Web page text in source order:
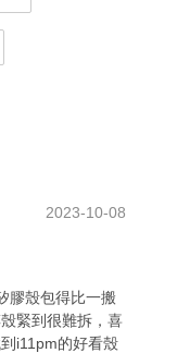
2023-10-08
膠殼包得比一搬
緊到很難拆，喜
i11pm的好看殼